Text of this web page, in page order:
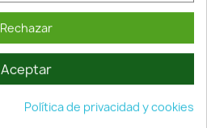
Rechazar
Aceptar
Política de privacidad y cookies